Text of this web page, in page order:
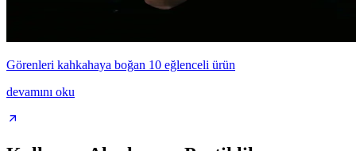
Görenleri kahkahaya boğan 10 eğlenceli ürün
devamını oku